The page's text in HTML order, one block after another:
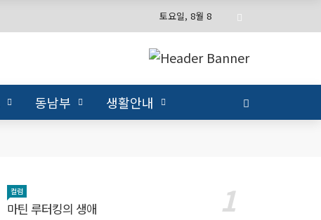
토요일, 8월 8
동남부 생활안내
컬럼
마틴 루터킹의 생애